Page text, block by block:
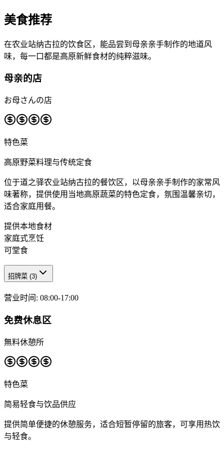
美食推荐
在农业站纳古拉的饮食区，能品尝到母亲亲手制作的地道风
味，每一口都是高原新鲜食材的纯粹滋味。
母亲的店
お母さんの店
特色菜
高原野菜料理与传统定食
位于道之驿农业站纳古拉的餐饮区，以母亲亲手制作的家常风
味著称，提供使用当地高原蔬菜的特色定食，氛围温馨亲切，
适合家庭用餐。
提供本地食材
家庭式烹饪
可堂食
招牌菜 (3)
营业时间 : 08:00-17:00
免费休息区
無料休憩所
特色菜
简易轻食与饮品供应
提供简单便捷的休憩服务，适合短暂停留的旅客，可享用热饮
与轻食。